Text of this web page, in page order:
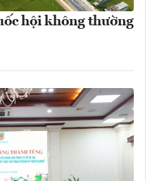
hội không thường